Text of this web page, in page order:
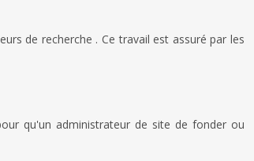
de recherche . Ce travail est assuré par les
qu'un administrateur de site de fonder ou